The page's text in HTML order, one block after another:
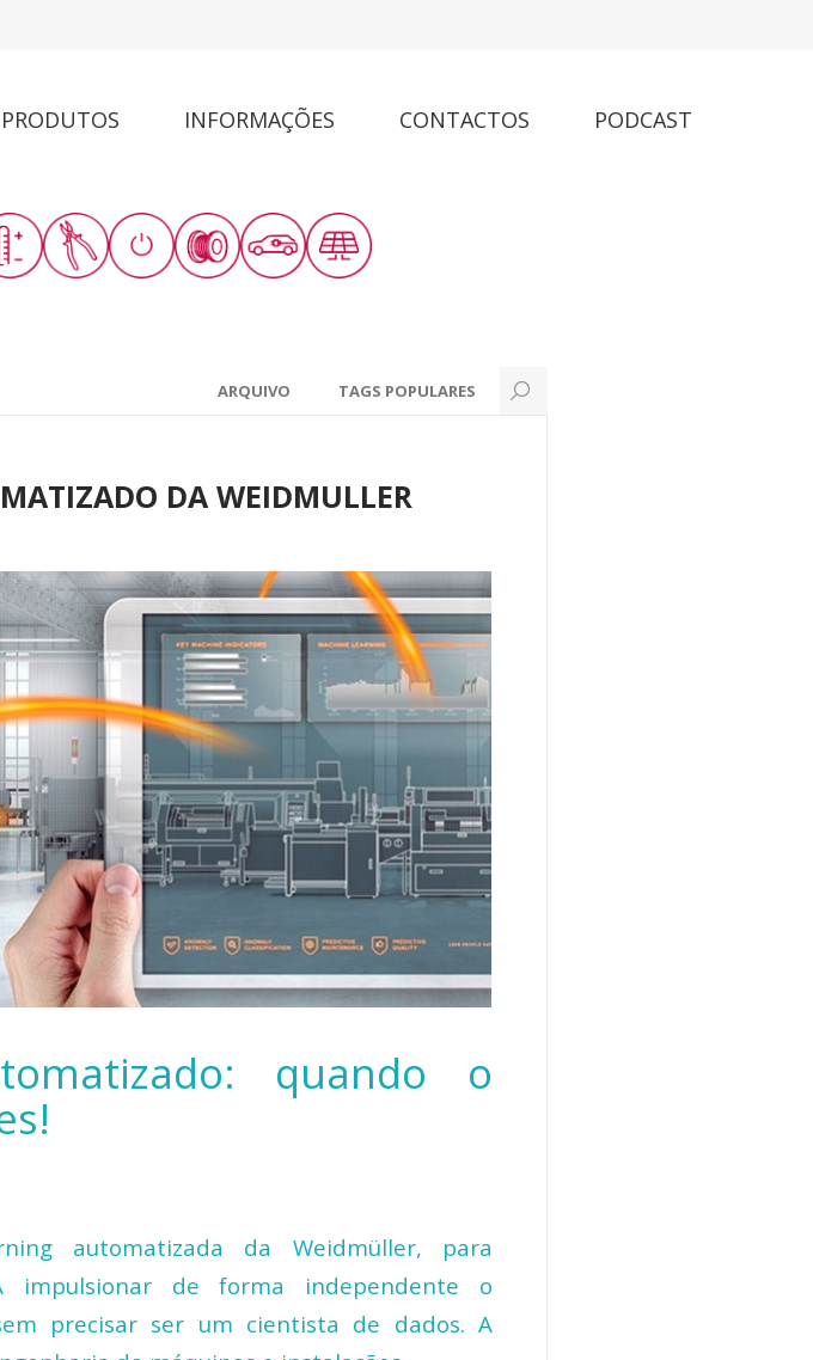
PRODUTOS INFORMAÇÕES CONTACTOS PODCAST
DA WEIDMULLER
quando o
automatizada da Weidmüller, para
impulsionar de forma independente o
precisar ser um cientista de dados. A
ARQUIVO TAGS POPULARES